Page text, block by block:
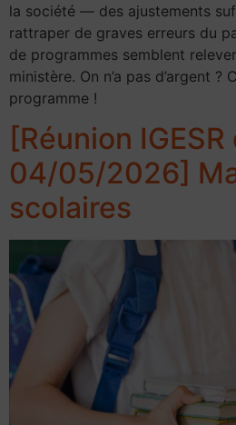
la société — des ajustements
rattraper de graves erreurs du
de programmes semblent
ministère. On n’a pas d’argent ?
programme !
[Réunion IGESR
04/05/2026]
scolaires